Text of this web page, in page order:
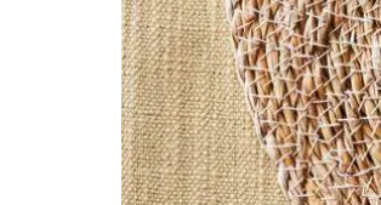
1 elgeraspte kokos
150 mlvanillevla
1 elDr. Oetker